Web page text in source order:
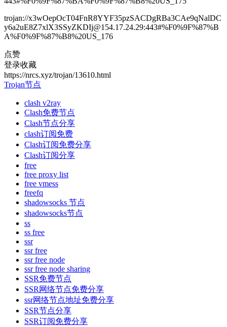
trojan://x3wOepOcT04FnR8YYF35pzSACDgRBa3CAe9qNalDC
y6a2uE8Z7xlX3SSyZKDIj@154.17.24.29:443#%F0%9F%87%B
A%F0%9F%87%B8%20US_176
点赞
登录收藏
https://nrcs.xyz/trojan/13610.html
Trojan节点
clash v2ray
Clash免费节点
Clash节点分享
clash订阅免费
Clash订阅免费分享
Clash订阅分享
free
free proxy list
free vmess
freefq
shadowsocks 节点
shadowsocks节点
ss
ss free
ssr
ssr free
ssr free node
ssr free node sharing
SSR免费节点
SSR网络节点免费分享
ssr网络节点地址免费分享
SSR节点分享
SSR订阅免费分享